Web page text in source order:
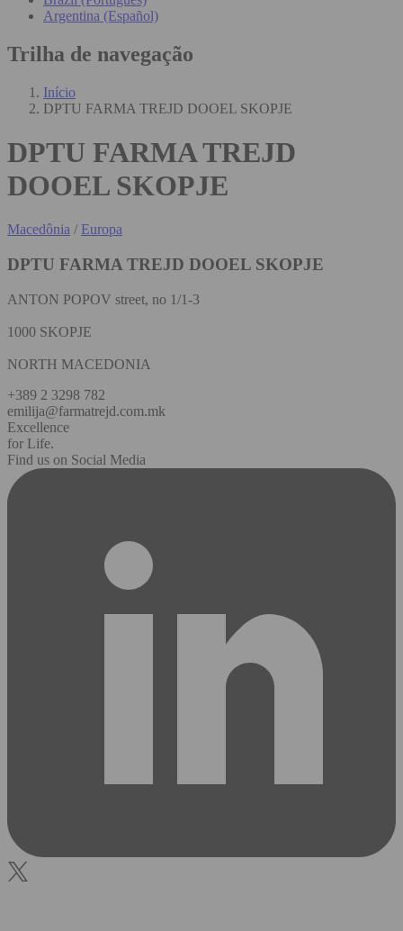
Argentina (Español)
Trilha de navegação
Início
DPTU FARMA TREJD DOOEL SKOPJE
DPTU FARMA TREJD
DOOEL SKOPJE
Macedônia / Europa
DPTU FARMA TREJD DOOEL SKOPJE
ANTON POPOV street, no 1/1-3
1000 SKOPJE
NORTH MACEDONIA
+389 2 3298 782
emilija@farmatrejd.com.mk
Excellence
for Life.
Find us on Social Media